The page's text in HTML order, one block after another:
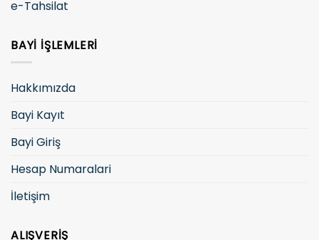
e-Tahsilat
BAYI İŞLEMLERI
Hakkımızda
Bayi Kayıt
Bayi Giriş
Hesap Numaralari
İletişim
ALIŞVERIŞ